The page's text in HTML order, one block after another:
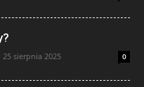
25 sierpnia 2025 0